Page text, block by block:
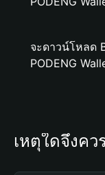
จะดาวน์โหลด
PODENG
เหตุใดจึงคว